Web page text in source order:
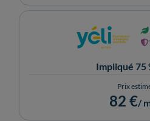
Impliqué 75
Prix
82 €/